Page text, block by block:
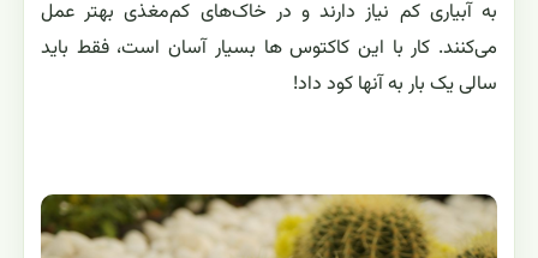
به آبیاری کم نیاز دارند و در خاک‌های کم‌مغذی بهتر عمل
می‌کنند. کار با این کاکتوس ها بسیار آسان است، فقط باید
سالی یک بار به آنها کود داد!